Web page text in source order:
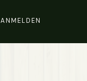
ANMELDEN